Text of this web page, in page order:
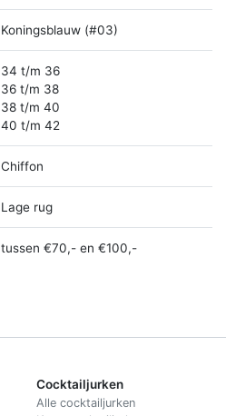
Koningsblauw (#03)
34 t/m 36
36 t/m 38
38 t/m 40
40 t/m 42
Chiffon
Lage rug
tussen €70,- en €100,-
Cocktailjurken
Alle cocktailjurken